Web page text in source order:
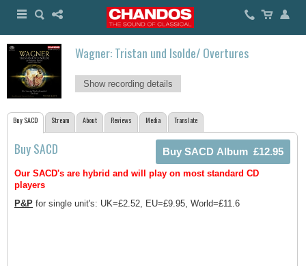
Wagner: Tristan und Isolde/ Overtures
Show recording details
Buy SACD Stream About Reviews Media Translate
Buy SACD
Our SACD's are hybrid and will play on most standard CD
players
P&P for single unit's: UK=£2.52, EU=£9.95, World=£11.6